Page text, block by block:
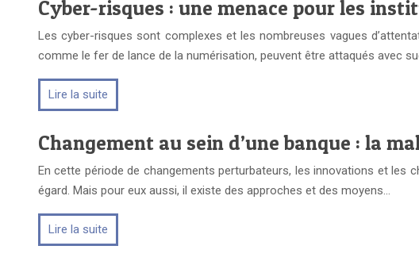
Cyber-risques : une menace pour les
Les cyber-risques sont complexes et les nombreuses vagues
comme le fer de lance de la numérisation, peuvent être attaqués avec
Lire la suite
Changement au sein d’une banque : la
En cette période de changements perturbateurs, les innovations et
égard. Mais pour eux aussi, il existe des approches et des moyens…
Lire la suite